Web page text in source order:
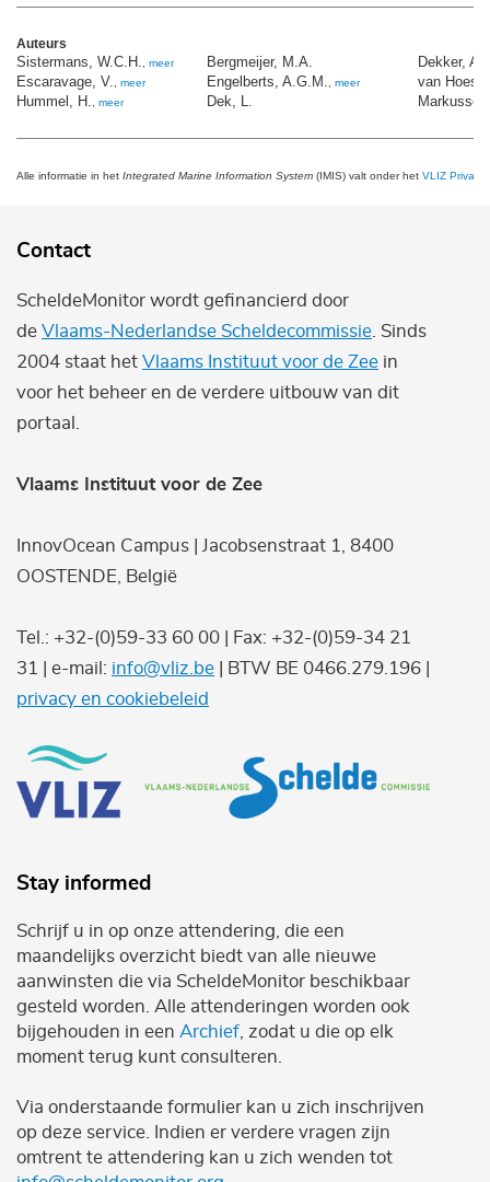
Auteurs
Sistermans, W.C.H. meer
Escaravage, V. meer
Hummel, H. meer
Bergmeijer, M.A.
Engelberts, A.G.M.
meer
Dek, L.
Dekker, A.
van
Markusse,
Alle informatie in het Integrated Marine Information System (IMIS) valt onder het VLIZ Privacy
Contact
ScheldeMonitor wordt gefinancierd door
de Vlaams-Nederlandse Scheldecommissie . Sinds
2004 staat het Vlaams Instituut voor de Zee in
voor het beheer en de verdere uitbouw van dit
portaal.
Vlaams Instituut voor de Zee
InnovOcean Campus | Jacobsenstraat 1, 8400
OOSTENDE, België
Tel.: +32-(0)59-33 60 00 | Fax: +32-(0)59-34 21
31 | e-mail: info@vliz.be | BTW BE 0466.279.196 |
privacy en cookiebeleid
Stay informed
Schrijf u in op onze attendering, die een
maandelijks overzicht biedt van alle nieuwe
aanwinsten die via ScheldeMonitor beschikbaar
gesteld worden. Alle attenderingen worden ook
bijgehouden in een Archief , zodat u die op elk
moment terug kunt consulteren.
Via onderstaande formulier kan u zich inschrijven
op deze service. Indien er verdere vragen zijn
omtrent te attendering kan u zich wenden tot